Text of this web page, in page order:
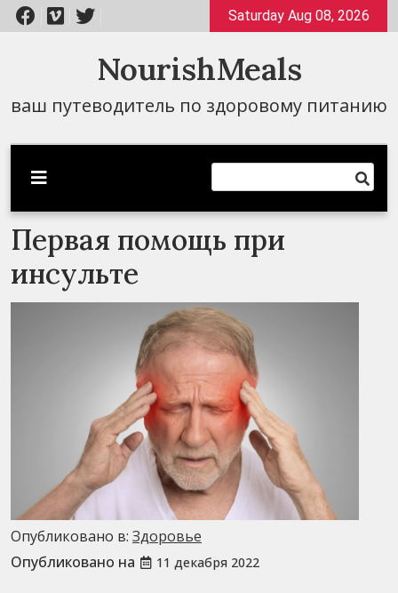
Перейти
к
Saturday Aug 08, 2026
NourishMeals
ваш путеводитель по здоровому питанию
Первая помощь при
инсульте
Опубликовано в: Здоровье
Опубликовано на
11 декабря 2022